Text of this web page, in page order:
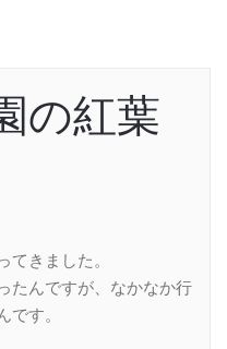
の紅葉
てきました。
たんですが、なかなか行
です。